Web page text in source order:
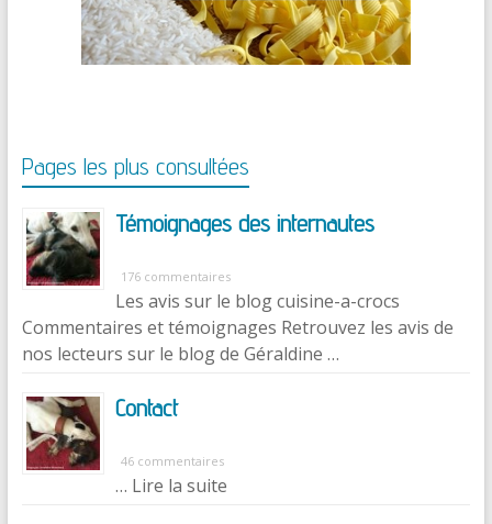
Pages les plus consultées
Témoignages des internautes
176 commentaires
Les avis sur le blog cuisine-a-crocs
Commentaires et témoignages Retrouvez les avis de
nos lecteurs sur le blog de Géraldine …
Contact
46 commentaires
… Lire la suite